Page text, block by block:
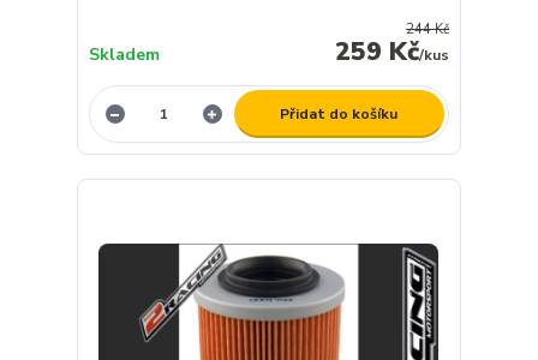
244 Kč
259 Kč/kus
Skladem
Přidat do košíku